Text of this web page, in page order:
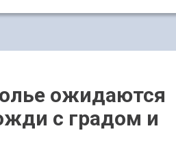
ожидаются
с градом и